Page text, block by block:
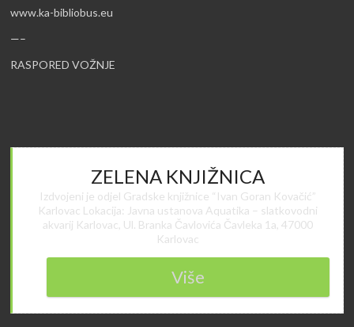
www.ka-bibliobus.eu
—–
RASPORED VOŽNJE
ZELENA KNJIŽNICA
Izdvojeni je odjel Gradske knjižnice “Ivan Goran Kovačić”
Karlovac Lokacija: Javna ustanova Aquatika – slatkovodni
akvarij Karlovac, Ul. Branka Čavlovića Čavleka 1a, 47000
Karlovac
Više